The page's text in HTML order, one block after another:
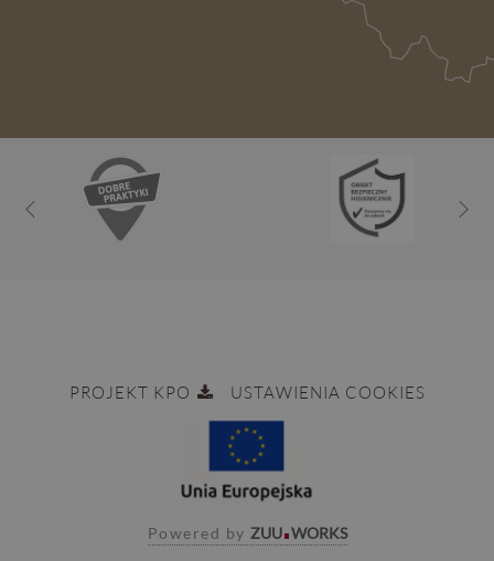
PROJEKT KPO USTAWIENIA COOKIES
Powered by ZUU WORKS